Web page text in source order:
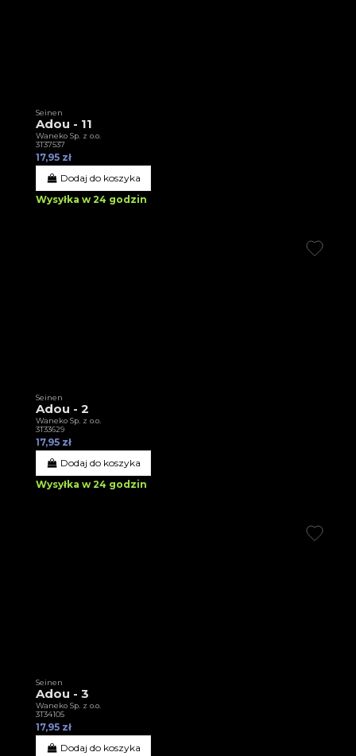
Seinen
Adou - 11
Waneko Sp. z o.o.
3T37537
17,95 zł
Dodaj do koszyka
Wysyłka w 24 godzin
Seinen
Adou - 2
Waneko Sp. z o.o.
3T33629
17,95 zł
Dodaj do koszyka
Wysyłka w 24 godzin
Seinen
Adou - 3
Waneko Sp. z o.o.
3T34105
17,95 zł
Dodaj do koszyka